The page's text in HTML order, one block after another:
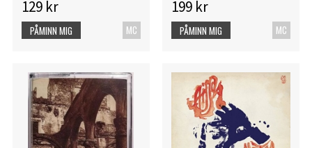
129 kr
MC
PÅMINN MIG
199 kr
MC
PÅMINN MIG